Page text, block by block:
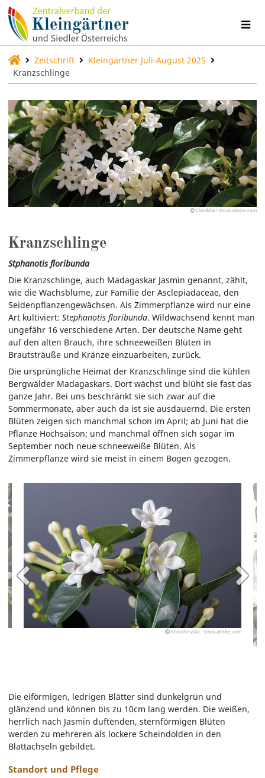
Zeitschrift
Kleingärtner Juli-August 2025
Kranzschlinge
ClaraNila - stock.adobe.com
Kranzschlinge
Stphanotis floribunda
Die Kranzschlinge, auch Madagaskar Jasmin genannt, zählt,
wie die Wachsblume, zur Familie der Asclepiadaceae, den
Seidenpflanzengewächsen. Als Zimmerpflanze wird nur eine
Art kultiviert: Stephanotis floribunda. Wildwachsend kennt man
ungefähr 16 verschiedene Arten. Der deutsche Name geht
auf den alten Brauch, ihre schneeweißen Blüten in
Brautsträuße und Kränze einzuarbeiten, zurück.
Die ursprüngliche Heimat der Kranzschlinge sind die kühlen
Bergwälder Madagaskars. Dort wächst und blüht sie fast das
ganze Jahr. Bei uns beschränkt sie sich zwar auf die
Sommermonate, aber auch da ist sie ausdauernd. Die ersten
Blüten zeigen sich manchmal schon im April; ab Juni hat die
Pflanze Hochsaison; und manchmal öffnen sich sogar im
September noch neue schneeweiße Blüten. Als
Zimmerpflanze wird sie meist in einem Bogen gezogen.
Khorzhevska - stock.adobe.com
Die eiförmigen, ledrigen Blätter sind dunkelgrün und
glänzend und können bis zu 10cm lang werden. Die weißen,
herrlich nach Jasmin duftenden, sternförmigen Blüten
werden zu mehreren als lockere Scheindolden in den
Blattachseln gebildet.
Standort und Pflege